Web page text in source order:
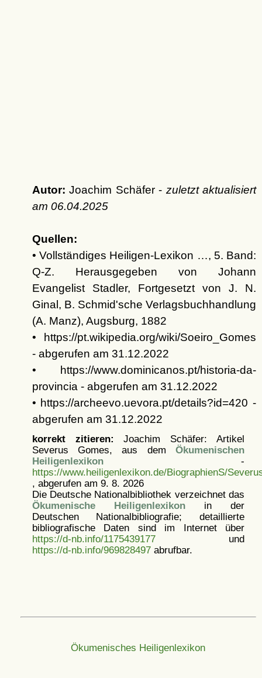
Autor: Joachim Schäfer - zuletzt aktualisiert
am 06.04.2025
Quellen:
• Vollständiges Heiligen-Lexikon …, 5. Band:
Q-Z. Herausgegeben von Johann
Evangelist Stadler, Fortgesetzt von J. N.
Ginal, B. Schmid'sche Verlagsbuchhandlung
(A. Manz), Augsburg, 1882
• https://pt.wikipedia.org/wiki/Soeiro_Gomes
- abgerufen am 31.12.2022
• https://www.dominicanos.pt/historia-da-
provincia - abgerufen am 31.12.2022
• https://archeevo.uevora.pt/details?id=420 -
abgerufen am 31.12.2022
korrekt zitieren: Joachim Schäfer: Artikel
Severus Gomes, aus dem Ökumenischen
Heiligenlexikon-
https://www.heiligenlexikon.de/BiographienS/
, abgerufen am 9. 8. 2026
Die Deutsche Nationalbibliothek verzeichnet das
Ökumenische Heiligenlexikonin der
Deutschen Nationalbibliografie; detaillierte
bibliografische Daten sind im Internet über
https://d-nb.info/1175439177und
https://d-nb.info/969828497abrufbar.
Ökumenisches Heiligenlexikon